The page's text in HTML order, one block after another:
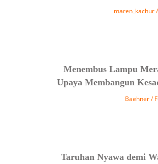
maren_kachur
Menembus Lampu
Upaya Membangun
Baehner
Taruhan Nyawa demi